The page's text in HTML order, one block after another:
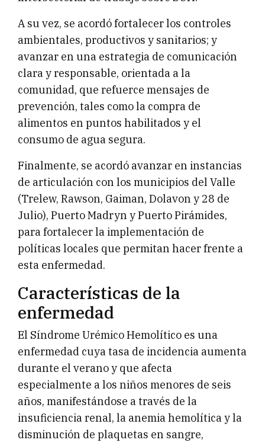
A su vez, se acordó fortalecer los controles
ambientales, productivos y sanitarios; y
avanzar en una estrategia de comunicación
clara y responsable, orientada a la
comunidad, que refuerce mensajes de
prevención, tales como la compra de
alimentos en puntos habilitados y el
consumo de agua segura.
Finalmente, se acordó avanzar en instancias
de articulación con los municipios del Valle
(Trelew, Rawson, Gaiman, Dolavon y 28 de
Julio), Puerto Madryn y Puerto Pirámides,
para fortalecer la implementación de
políticas locales que permitan hacer frente a
esta enfermedad.
Características de la
enfermedad
El Síndrome Urémico Hemolítico es una
enfermedad cuya tasa de incidencia aumenta
durante el verano y que afecta
especialmente a los niños menores de seis
años, manifestándose a través de la
insuficiencia renal, la anemia hemolítica y la
disminución de plaquetas en sangre,